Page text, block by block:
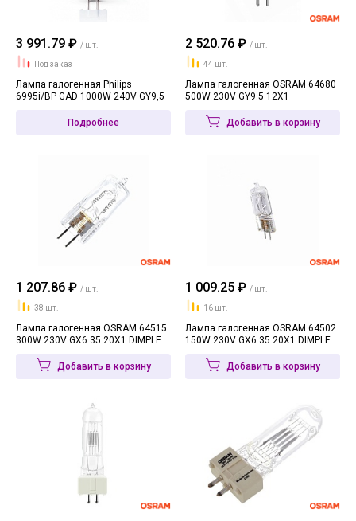
3 991.79 ₽ / шт.
Под заказ
Лампа галогенная Philips
6995i/BP GAD 1000W 240V GY9,5
Подробнее
2 520.76 ₽ / шт.
44 шт.
Лампа галогенная OSRAM 64680
500W 230V GY9.5 12X1
Добавить в корзину
1 207.86 ₽ / шт.
38 шт.
Лампа галогенная OSRAM 64515
300W 230V GX6.35 20X1 DIMPLE
Добавить в корзину
1 009.25 ₽ / шт.
16 шт.
Лампа галогенная OSRAM 64502
150W 230V GX6.35 20X1 DIMPLE
Добавить в корзину